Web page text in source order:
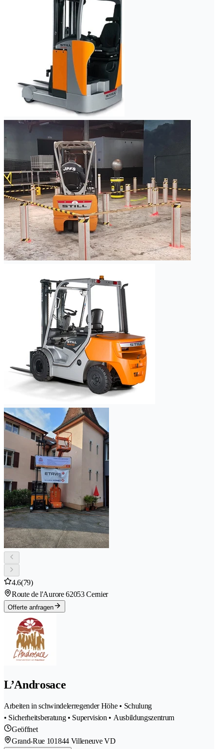
4.6(79)
Route de l'Aurore 62053 Cernier
Offerte anfragen
L’Androsace
Arbeiten in schwindelerregender Höhe • Schulung
• Sicherheitsberatung • Supervision • Ausbildungszentrum
Geöffnet
Grand-Rue 101844 Villeneuve VD